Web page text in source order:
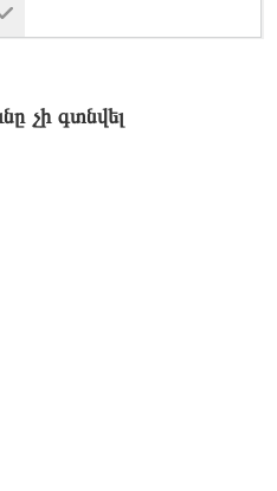
չի գտնվել